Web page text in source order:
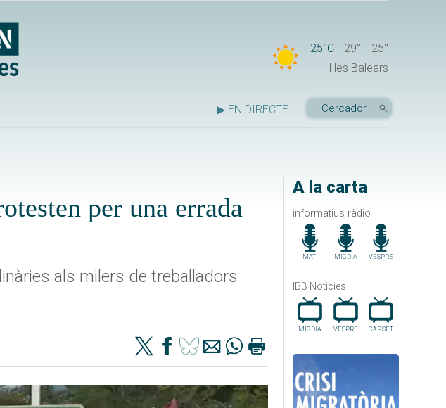
25°C 29°
25°
Illes Balears
▶ EN DIRECTE
A la carta
informatius ràdio
MATÍ MIGDIA VESPRE
IB3 Noticies
MIGDIA VESPRE CAP.SET
per una errada
als milers de treballadors